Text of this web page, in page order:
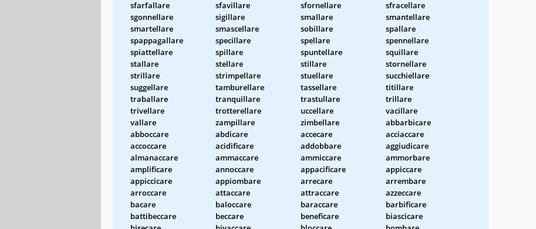
sfarfallare
sfavillare sfornellare
sfracellare
sgonnellare
sigillare smallare
smantellare
smartellare
smascellare sobillare
spallare
spappagallare
specillare spellare
spennellare
spiattellare
spillare spuntellare
squillare
stallare
stellare stillare
stornellare
strillare
strimpellare stuellare
succhiellare
suggellare
tamburellare tassellare
titillare
traballare
tranquillare trastullare
trillare
trivellare
trotterellare uccellare
vacillare
vallare
zampillare zimbellare
abbarbicare
abboccare
abdicare accecare
acciaccare
accoccare
acidificare addobbare
aggiudicare
almanaccare
ammaccare ammiccare
ammorbare
amplificare
annoccare appacificare
appiccare
appiccicare
appiombare arrecare
arrembare
arroccare
attaccare attraccare
azzeccare
bacare
baloccare baraccare
barbificare
battibeccare
beccare beneficare
biascicare